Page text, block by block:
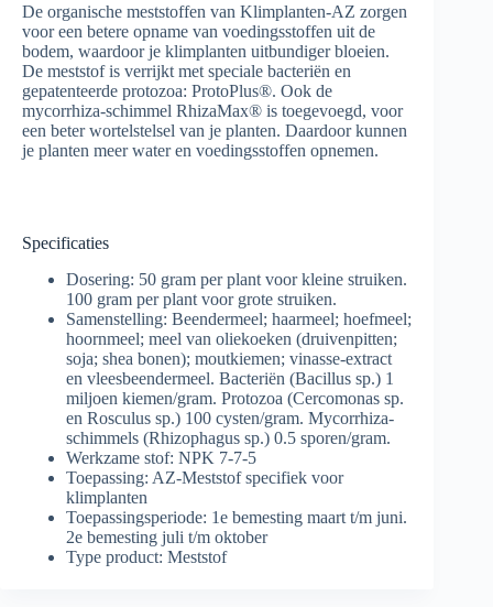
De organische meststoffen van Klimplanten-AZ zorgen
voor een betere opname van voedingsstoffen uit de
bodem, waardoor je klimplanten uitbundiger bloeien.
De meststof is verrijkt met speciale bacteriën en
gepatenteerde protozoa: ProtoPlus®. Ook de
mycorrhiza-schimmel RhizaMax® is toegevoegd, voor
een beter wortelstelsel van je planten. Daardoor kunnen
je planten meer water en voedingsstoffen opnemen.
Specificaties
Dosering: 50 gram per plant voor kleine struiken.
100 gram per plant voor grote struiken.
Samenstelling: Beendermeel; haarmeel; hoefmeel;
hoornmeel; meel van oliekoeken (druivenpitten;
soja; shea bonen); moutkiemen; vinasse-extract
en vleesbeendermeel. Bacteriën (Bacillus sp.) 1
miljoen kiemen/gram. Protozoa (Cercomonas sp.
en Rosculus sp.) 100 cysten/gram. Mycorrhiza-
schimmels (Rhizophagus sp.) 0.5 sporen/gram.
Werkzame stof: NPK 7-7-5
Toepassing: AZ-Meststof specifiek voor
klimplanten
Toepassingsperiode: 1e bemesting maart t/m juni.
2e bemesting juli t/m oktober
Type product: Meststof